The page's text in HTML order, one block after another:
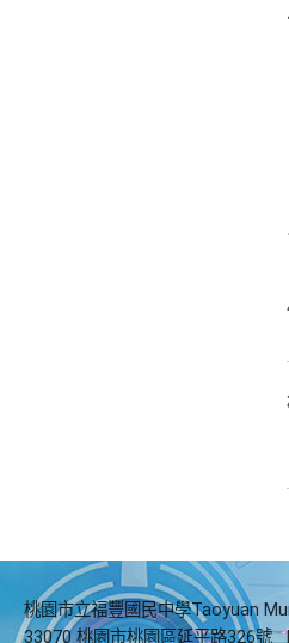
桃園市立福豐國民中學Taoyuan
33070 桃園市桃園區延平路326號